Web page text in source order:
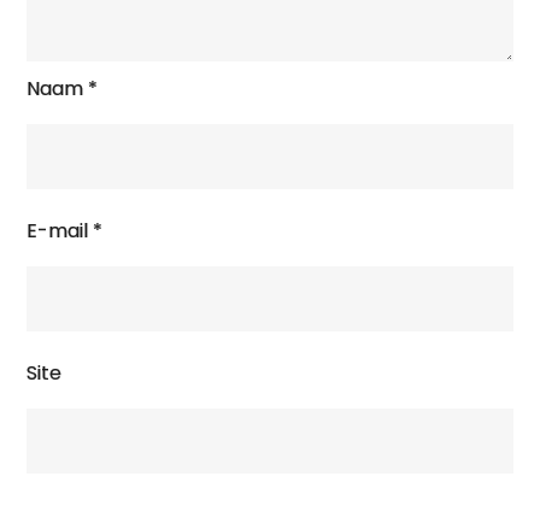
Naam *
E-mail *
Site